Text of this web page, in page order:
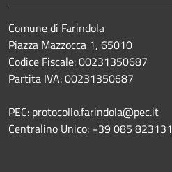
Comune di Farindola
Piazza Mazzocca 1, 65010
Codice Fiscale: 00231350687
Partita IVA: 00231350687
PEC: protocollo.farindola@pec.it
Centralino Unico: +39 085 823131